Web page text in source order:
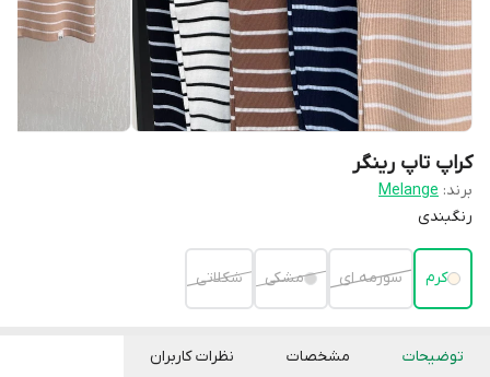
کراپ تاپ رینگر
برند: Melange
رنگبندی
کرم سورمه ای مشکی شکلاتی
توضیحات مشخصات نظرات کاربران